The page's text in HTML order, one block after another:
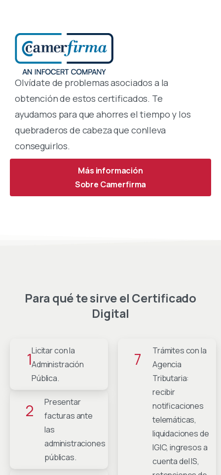
Olvídate de problemas asociados a la
obtención de estos certificados. Te
ayudamos para que ahorres el tiempo y los
quebraderos de cabeza que conlleva
conseguirlos.
Más información
Sobre Camerfirma
Para quétesirveel Certificado
Digital
1Licitar con la
Administración
Pública.
2
Presentar
facturas ante
las
administraciones
públicas.
7
Trámites con la
Agencia
Tributaria:
recibir
notificaciones
telemáticas,
liquidaciones de
IGIC, ingresos a
cuenta del IS,